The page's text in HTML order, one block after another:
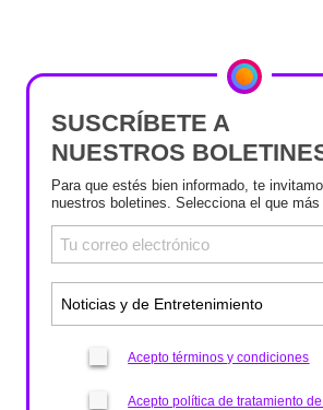
SUSCRÍBETE A
NUESTROS
Para que estés bien informado, te
nuestros boletines. Selecciona el que más
Acepto términos y condiciones
Acepto política de tratamiento